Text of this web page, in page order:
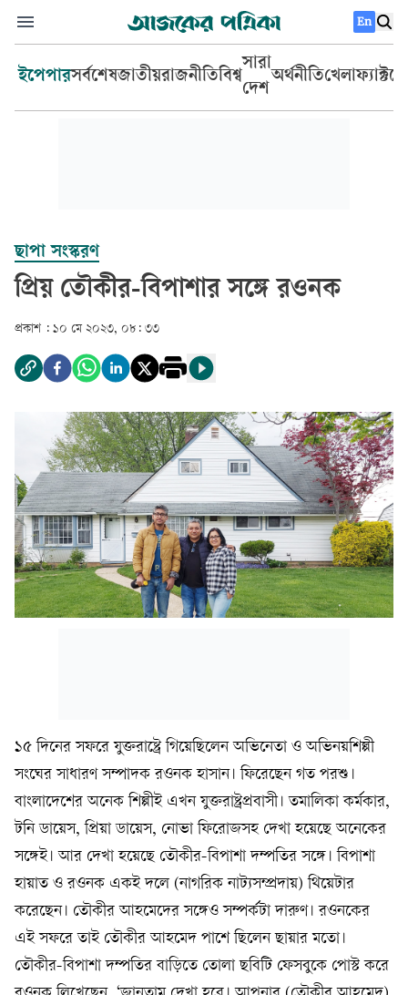
En
ইপেপারসর্বশেষজাতীয়রাজনীতিবিশ্ব
সারা
দেশ
অর্থনীতিখেলা
ছাপা সংস্করণ
প্রিয় তৌকীর-বিপাশার সঙ্গে রওনক
প্রকাশ : ১০ মে ২০২৩, ০৮: ৩৩
১৫ দিনের সফরে যুক্তরাষ্ট্রে গিয়েছিলেন অভিনেতা ও অভিনয়শিল্পী
সংঘের সাধারণ সম্পাদক রওনক হাসান। ফিরেছেন গত পরশু।
বাংলাদেশের অনেক শিল্পীই এখন যুক্তরাষ্ট্রপ্রবাসী। তমালিকা কর্মকার,
টনি ডায়েস, প্রিয়া ডায়েস, নোভা ফিরোজসহ দেখা হয়েছে অনেকের
সঙ্গেই। আর দেখা হয়েছে তৌকীর-বিপাশা দম্পতির সঙ্গে। বিপাশা
হায়াত ও রওনক একই দলে (নাগরিক নাট্যসম্প্রদায়) থিয়েটার
করেছেন। তৌকীর আহমেদের সঙ্গেও সম্পর্কটা দারুণ। রওনকের
এই সফরে তাই তৌকীর আহমেদ পাশে ছিলেন ছায়ার মতো।
তৌকীর-বিপাশা দম্পতির বাড়িতে তোলা ছবিটি ফেসবুকে পোস্ট করে